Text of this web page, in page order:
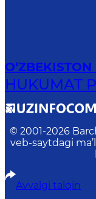
HUKUMAT
© 2001-2026
veb-saytdagi
Avvalgi talqin